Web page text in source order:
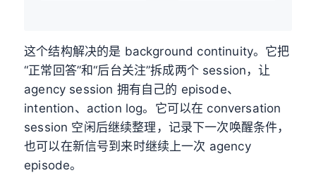
这个结构解决的是 background continuity。它把
“正常回答”和“后台关注”拆成两个 session，让
agency session 拥有自己的 episode、
intention、action log。它可以在 conversation
session 空闲后继续整理，记录下一次唤醒条件，
也可以在新信号到来时继续上一次 agency
episode。